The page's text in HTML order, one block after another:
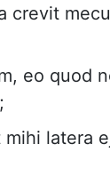
crevit
eo quod
latera